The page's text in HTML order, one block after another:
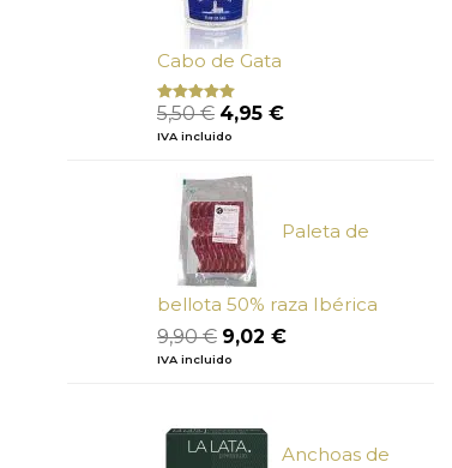
Cabo de Gata
Valorado
con
de
5
5,50€ El
precio
era:
5,50 €.
4,95 €El
IVA incluido
Paleta de
bellota 50% raza Ibérica
9,90€ El
precio
9,90 €.
9,02 €El
IVA incluido
Anchoas de